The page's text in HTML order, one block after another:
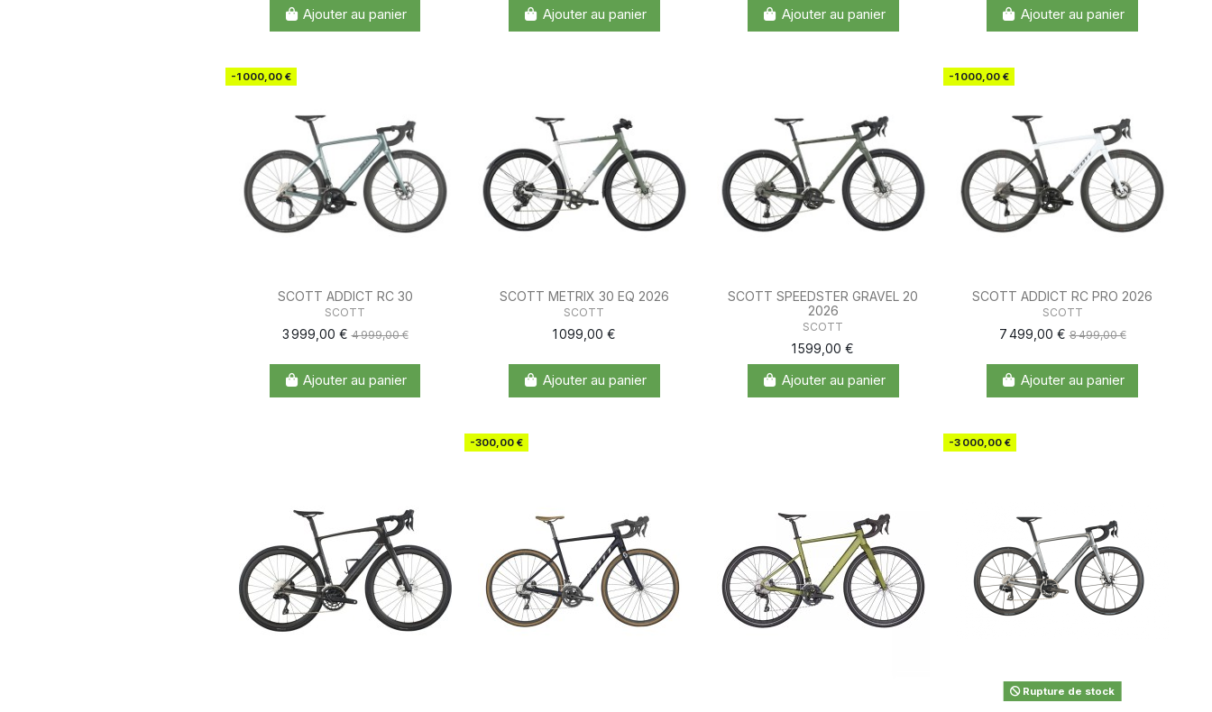
Ajouter au panier Ajouter au panier Ajouter au panier Ajouter au panier
-1 000,00 €
SCOTT ADDICT RC 30
SCOTT
3 999,00 €4 999,00 €
Ajouter au panier
SCOTT METRIX 30 EQ 2026
SCOTT
1 099,00 €
Ajouter au panier
SCOTT SPEEDSTER GRAVEL 20
2026
SCOTT
1 599,00 €
Ajouter au panier
-1 000,00 €
SCOTT ADDICT RC PRO 2026
SCOTT
7 499,00 €8 499,00 €
Ajouter au panier
-300,00 € -3 000,00 €
Rupture de stock